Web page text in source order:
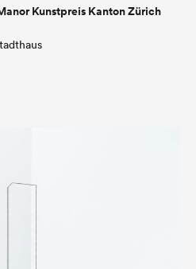
Kunstpreis Kanton Zürich